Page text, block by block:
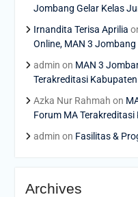
Jombang Gelar Kelas
Irnandita Terisa Aprilia
Online, MAN 3
admin on MAN 3
Terakreditasi
Azka Nur Rahmah on
Forum MA
admin on Fasilitas &
Archives